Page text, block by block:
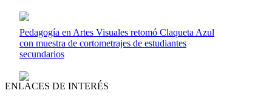
Pedagogía en Artes Visuales retomó Claqueta Azul
con muestra de cortometrajes de estudiantes
secundarios
ENLACES DE INTERÉS